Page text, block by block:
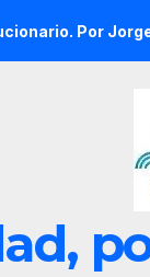
Luís Guach